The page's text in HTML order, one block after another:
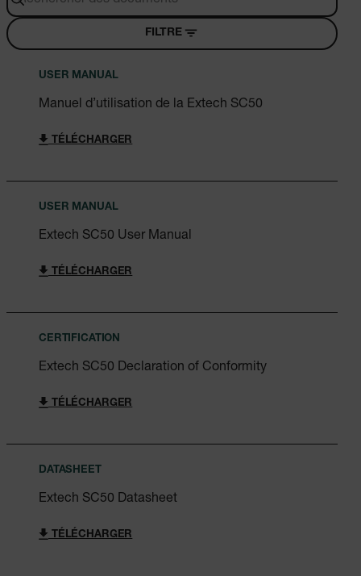
FILTRE
USER MANUAL
Manuel d’utilisation de la Extech SC50
TÉLÉCHARGER
USER MANUAL
Extech SC50 User Manual
TÉLÉCHARGER
CERTIFICATION
Extech SC50 Declaration of Conformity
TÉLÉCHARGER
DATASHEET
Extech SC50 Datasheet
TÉLÉCHARGER